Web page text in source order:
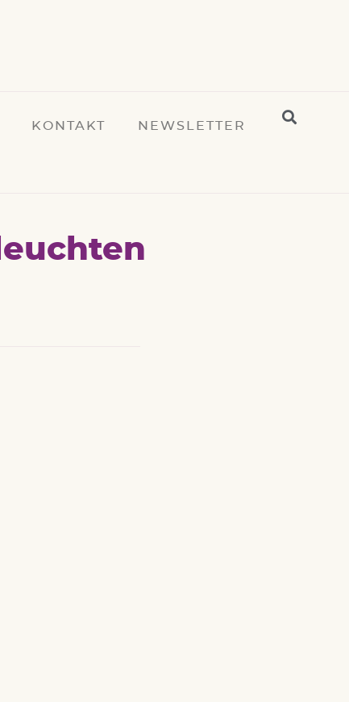
KONTAKT NEWSLETTER